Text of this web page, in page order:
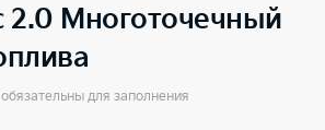
2.0 Многоточечный
для заполнения